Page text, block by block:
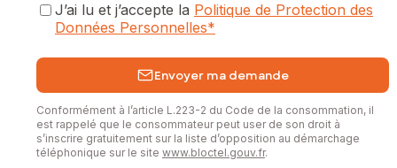
J’ai lu et j’accepte la Politique de Protection des
Données Personnelles*
Envoyer ma demande
Conformément à l’article L.223-2 du Code de la consommation, il
est rappelé que le consommateur peut user de son droit à
s’inscrire gratuitement sur la liste d’opposition au démarchage
téléphonique sur le site www.bloctel.gouv.fr.